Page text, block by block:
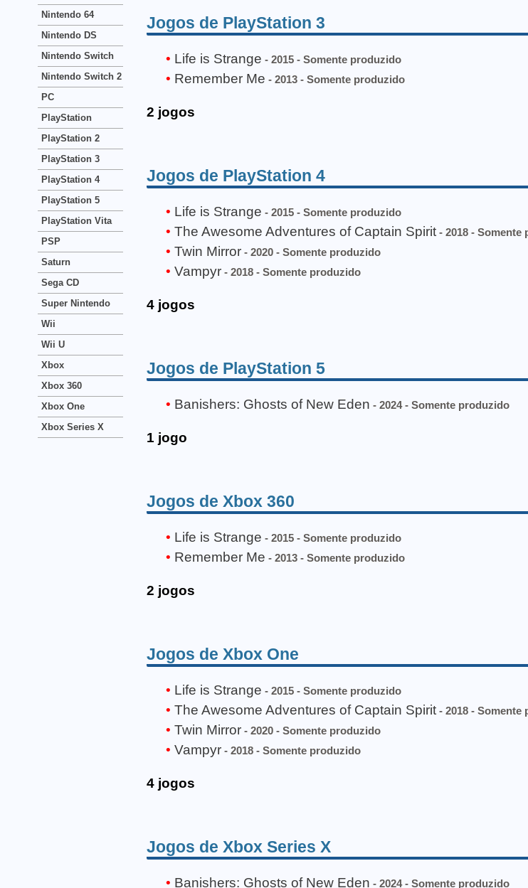
Jogos de PlayStation 3
Life is Strange - 2015 - Somente produzido
Remember Me - 2013 - Somente produzido
2 jogos
Jogos de PlayStation 4
Life is Strange - 2015 - Somente produzido
The Awesome Adventures of Captain Spirit- 2018 - Somente
Twin Mirror- 2020 - Somente produzido
Vampyr- 2018 - Somente produzido
4 jogos
Jogos de PlayStation 5
Banishers: Ghosts of New Eden - 2024 - Somente produzido
1 jogo
Jogos de Xbox 360
Life is Strange - 2015 - Somente produzido
Remember Me - 2013 - Somente produzido
2 jogos
Jogos de Xbox One
Life is Strange - 2015 - Somente produzido
The Awesome Adventures of Captain Spirit- 2018 - Somente
Twin Mirror- 2020 - Somente produzido
Vampyr- 2018 - Somente produzido
4 jogos
Jogos de Xbox Series X
Banishers: Ghosts of New Eden - 2024 - Somente produzido
Nintendo 64
Nintendo DS
Nintendo Switch
Nintendo Switch 2
PC
PlayStation
PlayStation 2
PlayStation 3
PlayStation 4
PlayStation 5
PlayStation Vita
PSP
Saturn
Sega CD
Super Nintendo
Wii
Wii U
Xbox
Xbox 360
Xbox One
Xbox Series X